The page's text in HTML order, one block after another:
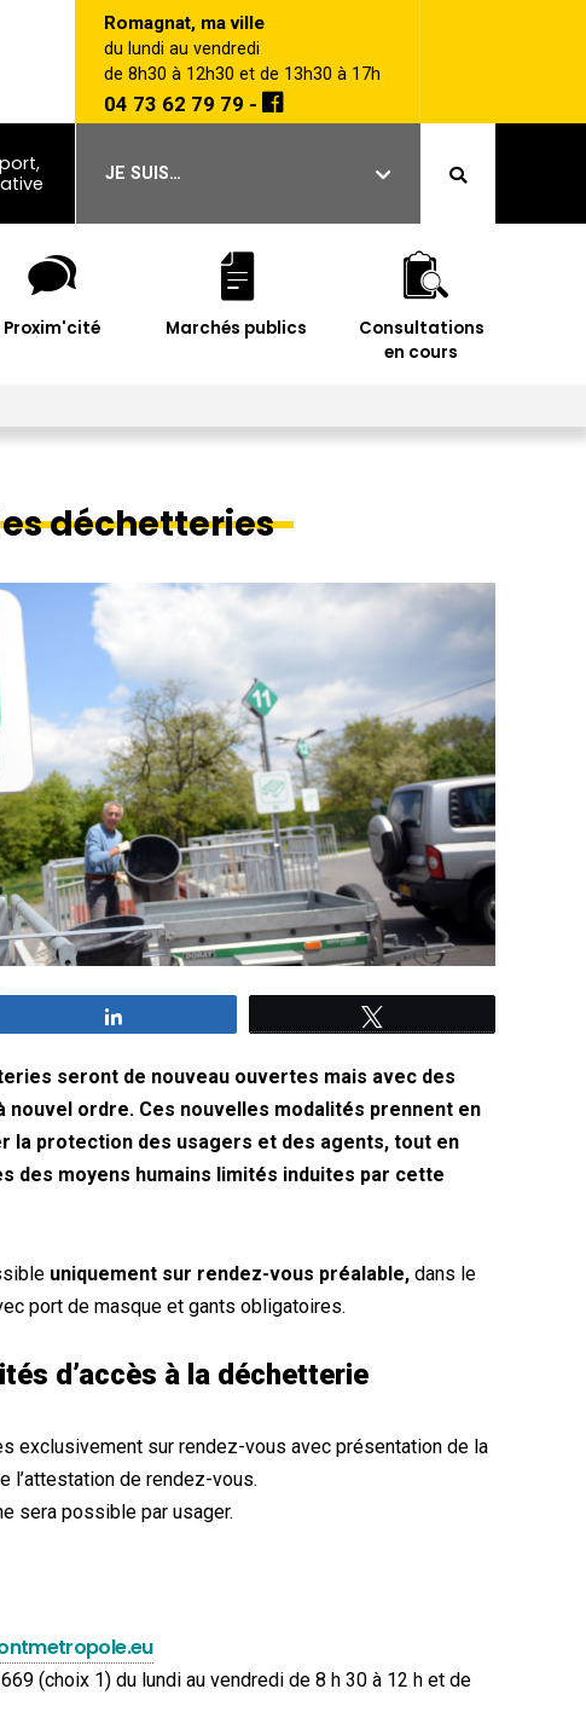
Romagnat, ma ville
du lundi au vendredi
de 8h30 à 12h30 et de 13h30 à 17h
04 73 62 79 79 -
JE SUIS…
Proxim'cité Marchés publics
Consultations
en cours
déchetteries
seront de nouveau ouvertes mais avec des
nouvel ordre. Ces nouvelles modalités prennent en
la protection des usagers et des agents, tout en
des moyens humains limités induites par cette
uniquement sur rendez-vous préalable, dans le
port de masque et gants obligatoires.
d’accès à la déchetterie
exclusivement sur rendez-vous avec présentation de la
l’attestation de rendez-vous.
sera possible par usager.
(choix 1) du lundi au vendredi de 8 h 30 à 12 h et de